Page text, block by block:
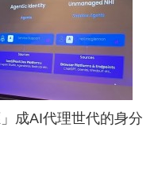
成AI代理世代的身分